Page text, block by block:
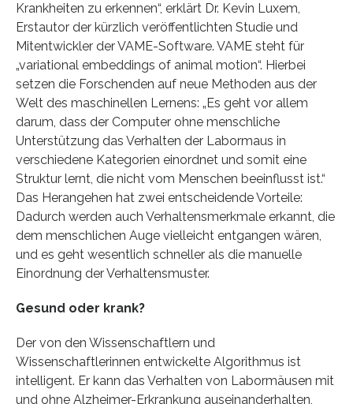
Krankheiten zu erkennen“, erklärt Dr. Kevin Luxem,
Erstautor der kürzlich veröffentlichten Studie und
Mitentwickler der VAME-Software. VAME steht für
„variational embeddings of animal motion“. Hierbei
setzen die Forschenden auf neue Methoden aus der
Welt des maschinellen Lernens: „Es geht vor allem
darum, dass der Computer ohne menschliche
Unterstützung das Verhalten der Labormaus in
verschiedene Kategorien einordnet und somit eine
Struktur lernt, die nicht vom Menschen beeinflusst ist.“
Das Herangehen hat zwei entscheidende Vorteile:
Dadurch werden auch Verhaltensmerkmale erkannt, die
dem menschlichen Auge vielleicht entgangen wären,
und es geht wesentlich schneller als die manuelle
Einordnung der Verhaltensmuster.
Gesund oder krank?
Der von den Wissenschaftlern und
Wissenschaftlerinnen entwickelte Algorithmus ist
intelligent. Er kann das Verhalten von Labormäusen mit
und ohne Alzheimer-Erkrankung auseinanderhalten,